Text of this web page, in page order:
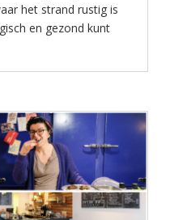
het strand rustig is
en gezond kunt